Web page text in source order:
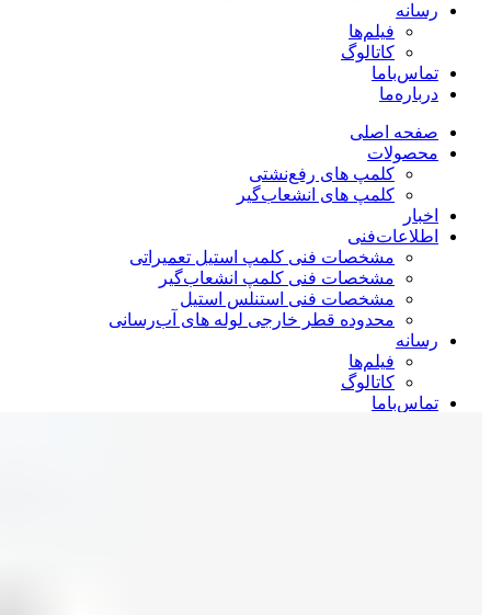
رسانه
فیلم‌ها
کاتالوگ
تماس‌با‌ما
درباره‌ما
صفحه اصلی
محصولات
کلمپ های رفع‌نشتی
کلمپ های انشعاب‌گیر
اخبار
اطلاعات‌فنی
مشخصات فنی کلمپ استیل تعمیراتی
مشخصات فنی کلمپ انشعاب‌گیر
مشخصات فنی استنلس استیل
محدوده قطر خارجی لوله های آب‌رسانی
رسانه
فیلم‌ها
کاتالوگ
تماس‌با‌ما